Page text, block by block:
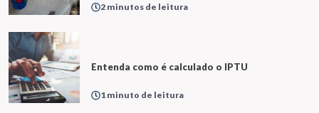
2 minutos de leitura
Entenda como é calculado o IPTU
1 minuto de leitura